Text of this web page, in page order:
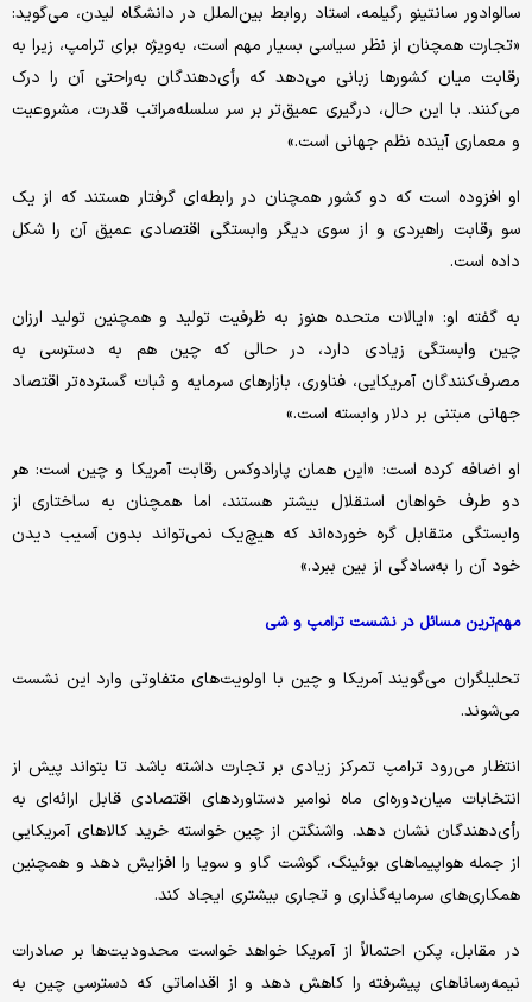
سالوادور سانتینو رگیلمه، استاد روابط بین‌الملل در دانشگاه لیدن، می‌گوید:
«تجارت همچنان از نظر سیاسی بسیار مهم است، به‌ویژه برای ترامپ، زیرا به
رقابت میان کشورها زبانی می‌دهد که رأی‌دهندگان به‌راحتی آن را درک
می‌کنند. با این حال، درگیری عمیق‌تر بر سر سلسله‌مراتب قدرت، مشروعیت
و معماری آینده نظم جهانی است.»
او افزوده است که دو کشور همچنان در رابطه‌ای گرفتار هستند که از یک
سو رقابت راهبردی و از سوی دیگر وابستگی اقتصادی عمیق آن را شکل
داده است.
به گفته او: «ایالات متحده هنوز به ظرفیت تولید و همچنین تولید ارزان
چین وابستگی زیادی دارد، در حالی که چین هم به دسترسی به
مصرف‌کنندگان آمریکایی، فناوری، بازارهای سرمایه و ثبات گسترده‌تر اقتصاد
جهانی مبتنی بر دلار وابسته است.»
او اضافه کرده است: «این همان پارادوکس رقابت آمریکا و چین است: هر
دو طرف خواهان استقلال بیشتر هستند، اما همچنان به ساختاری از
وابستگی متقابل گره خورده‌اند که هیچ‌یک نمی‌تواند بدون آسیب دیدن
خود آن را به‌سادگی از بین ببرد.»
مهم‌ترین مسائل در نشست ترامپ و شی
تحلیلگران می‌گویند آمریکا و چین با اولویت‌های متفاوتی وارد این نشست
می‌شوند.
انتظار می‌رود ترامپ تمرکز زیادی بر تجارت داشته باشد تا بتواند پیش از
انتخابات میان‌دوره‌ای ماه نوامبر دستاوردهای اقتصادی قابل ارائه‌ای به
رأی‌دهندگان نشان دهد. واشنگتن از چین خواسته خرید کالاهای آمریکایی
از جمله هواپیماهای بوئینگ، گوشت گاو و سویا را افزایش دهد و همچنین
همکاری‌های سرمایه‌گذاری و تجاری بیشتری ایجاد کند.
در مقابل، پکن احتمالاً از آمریکا خواهد خواست محدودیت‌ها بر صادرات
نیمه‌رساناهای پیشرفته را کاهش دهد و از اقداماتی که دسترسی چین به